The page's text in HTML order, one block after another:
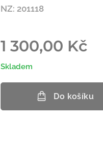
NZ: 201118
1 300,00 Kč
Skladem
Do košíku